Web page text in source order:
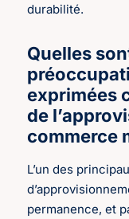
durabilité.
Quelles
exprimées
de
commerce
L’un des
permanence, et